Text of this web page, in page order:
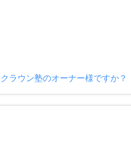
クラウン塾のオーナー様ですか？